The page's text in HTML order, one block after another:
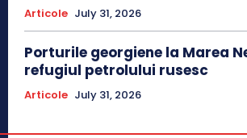
Articole July 31, 2026
Porturile georgiene la Marea
refugiul petrolului rusesc
Articole July 31, 2026